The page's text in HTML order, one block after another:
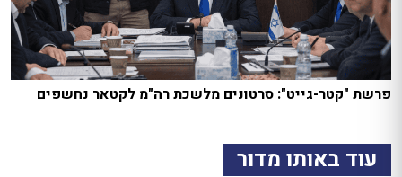
פרשת "קטר-גייט": סרטונים מלשכת רה"מ לקטאר נחשפים
עוד באותו מדור